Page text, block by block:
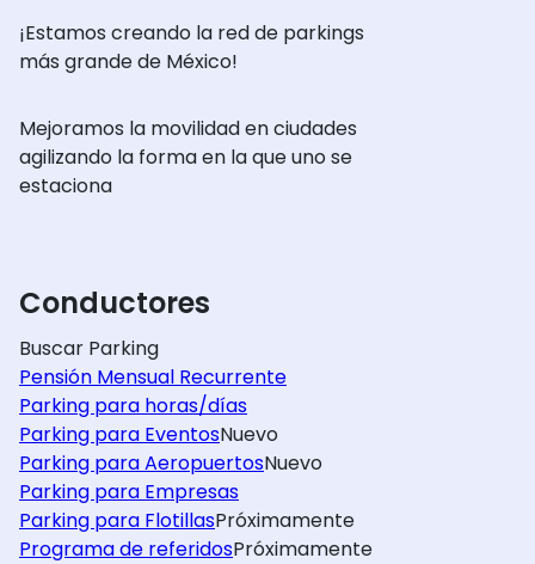
¡Estamos creando la red de parkings
más grande de México!
Mejoramos la movilidad en ciudades
agilizando la forma en la que uno se
estaciona
Conductores
Buscar Parking
Pensión Mensual Recurrente
Parking para horas/días
Parking para EventosNuevo
Parking para AeropuertosNuevo
Parking para Empresas
Parking para FlotillasPróximamente
Programa de referidosPróximamente